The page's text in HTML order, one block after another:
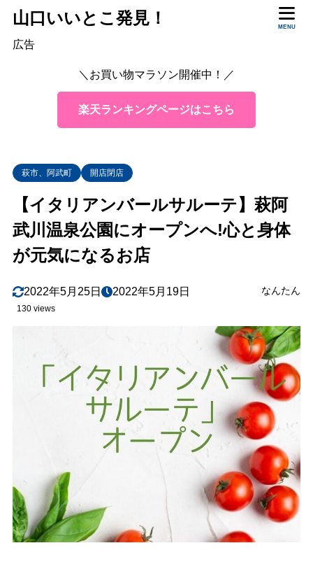
山口いいとこ発見！ MENU
広告
＼お買い物マラソン開催中！／
楽天ランキングページはこちら
萩市、阿武町 開店閉店
【イタリアンバールサルーテ】萩阿
武川温泉公園にオープンへ!心と身体
が元気になるお店
2022年5月25日 2022年5月19日 なんたん
130 views